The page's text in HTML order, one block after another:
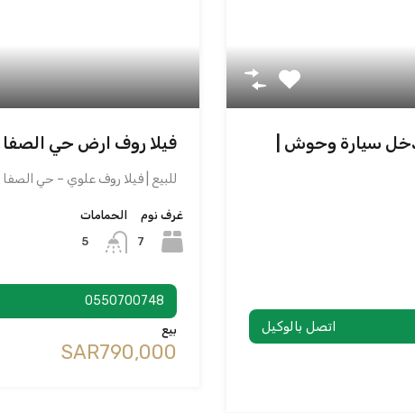
سيارة وحوش |
اتصل بالوكيل
فيلا روف ارض حي الصفا
للبيع | فيلا روف علوي – حي
غرف نوم
7
الحمامات
5
0550700748
بيع
‪SAR790,000